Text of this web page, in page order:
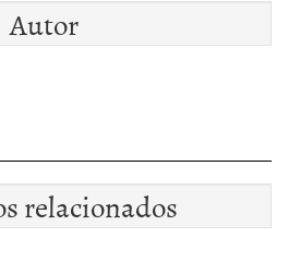
Autor
relacionados